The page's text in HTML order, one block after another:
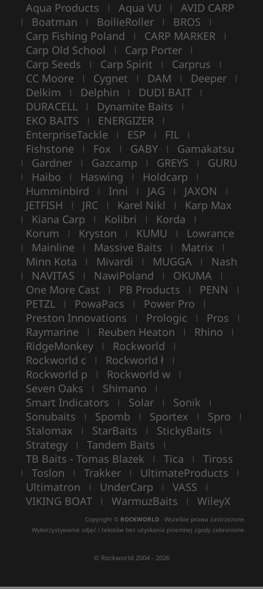
Aqua Products | Aqua VU | AVID CARP
| Boatman | BoilieRoller | BROS |
Carp Fishing Poland | CARP MARKER |
Carp Old School | Carp Porter |
Carp Seeds | Carp Spirit | Carprus |
CC Moore | Cygnet | DAM | Deeper |
Delkim | Delphin | DUDI BAIT |
DURACELL | Dynamite Baits |
EKO BAITS | ENERGIZER |
EnterpriseTackle | ESP | FIL |
Fishstone | Fox | GABY | Gamakatsu
| Gardner | Gazcamp | GREYS | GURU
| Haibo | Haswing | Holdcarp |
Humminbird | Inni | JAG | JAXON |
JETFISH | JRC | Karel Nikl | Karp Max
| Kiana Carp | Kolibri | Korda |
Korum | Kryston | KUMU | Lowrance
| Mainline | Massive Baits | Matrix |
Minn Kota | Mivardi | MUGGA | Nash
| NAVITAS | NawiPoland | OKUMA |
One More Cast | PB Products | PENN |
PETZL | PowaPacs | Power Pro |
Preston Innovations | Prologic | Pros |
Raymarine | Reuben Heaton | Rhino |
RidgeMonkey | Rockworld |
Rockworld c | Rockworld ł |
Rockworld p | Rockworld w |
Seven Oaks | Shimano |
Smart Indicators | Solar | Sonik |
Sonubaits | Spomb | Sportex | Spro |
Stalomax | StarBaits | StickyBaits |
Strategy | Tandem Baits |
TB Baits - Tomas Blazek | Tica | Tiross
| Toslon | Trakker | UltimateProducts |
Ultimatron | UnderCarp | VASS |
VIKING BOAT | WarmuzBaits | WileyX
Copyright © ROCKWORLD - Wszelkie prawa zastrzeżone.
Wykorzystywanie zdjęć i tekstów bez uzyskania pisemnej zgody zabronione.
© Rockworld 2004 - 2026